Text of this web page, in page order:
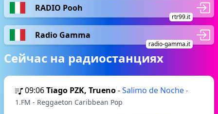
RADIO Pooh
rtr99.it
Radio Gamma
radio-gamma.it
Сейчас на радиостанциях
09:06Tiago PZK, Trueno-Salimo de Noche -
1.FM - Reggaeton Caribbean Pop